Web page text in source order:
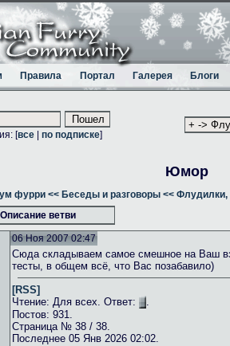
Правила Портал Галерея Блоги
[все по подписке]
Юмор
фурри << Беседы и разговоры << Флудилки,
Описание ветви
06 Ноя 2007 02:47
Сюда складываем самое смешное на Ваш
тесты, в общем всё, что Вас позабавило)
[RSS]
Чтение: Для всех. Ответ:
.
Постов: 931.
Страница № 38 / 38.
Последнее 05 Янв 2026 02:02.